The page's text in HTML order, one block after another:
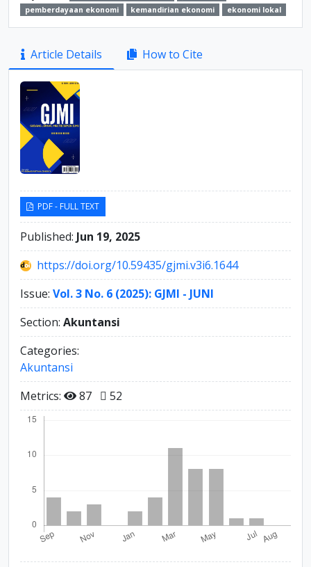
pemberdayaan ekonomi
kemandirian ekonomi ekonomi lokal
Article
Sidebar
Article Details How to Cite
PDF - FULL TEXT
Published: Jun 19, 2025
https://doi.org/10.59435/gjmi.v3i6.1644
Issue: Vol. 3 No. 6 (2025): GJMI - JUNI
Section: Akuntansi
Categories:
Akuntansi
Metrics:
87 52